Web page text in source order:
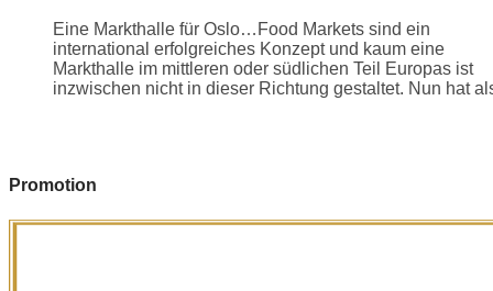
Eine Markthalle für Oslo…Food Markets sind ein
international erfolgreiches Konzept und kaum eine
Markthalle im mittleren oder südlichen Teil Europas ist
inzwischen nicht in dieser Richtung gestaltet. Nun hat
Promotion